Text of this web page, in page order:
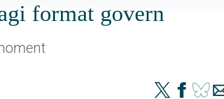
format govern